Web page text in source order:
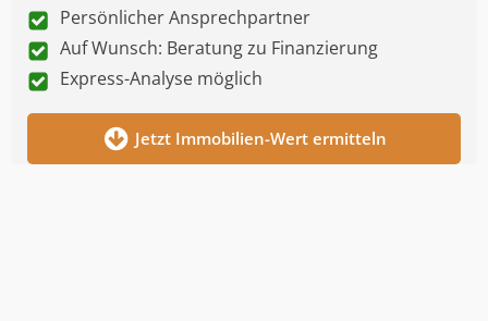
Persönlicher Ansprechpartner
Auf Wunsch: Beratung zu Finanzierung
Express-Analyse möglich
Jetzt Immobilien-Wert ermitteln